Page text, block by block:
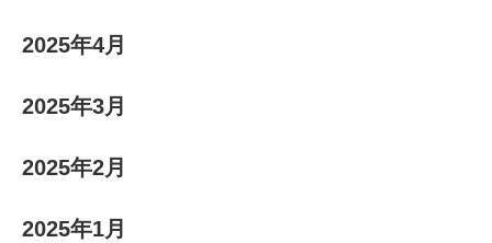
2025年4月
2025年3月
2025年2月
2025年1月